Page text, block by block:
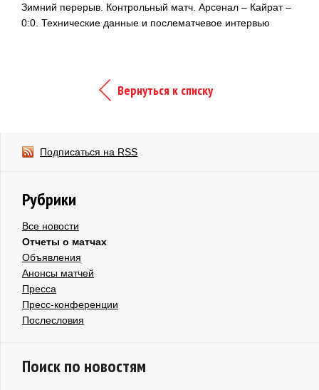
Зимний перерыв. Контрольный матч. Арсенал – Кайрат –
0:0. Технические данные и послематчевое интервью
Вернуться к списку
Подписаться на RSS
Рубрики
Все новости
Отчеты о матчах
Объявления
Анонсы матчей
Пресса
Пресс-конференции
Послесловия
Поиск по новостям